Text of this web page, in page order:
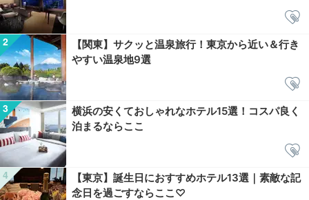
【関東】サクッと温泉旅行！東京から近い＆行き
やすい温泉地9選
横浜の安くておしゃれなホテル15選！コスパ良く
泊まるならここ
【東京】誕生日におすすめホテル13選｜素敵な記
念日を過ごすならここ♡